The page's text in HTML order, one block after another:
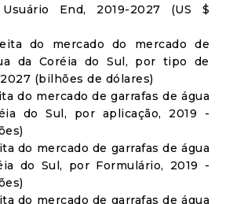
End, 2019-2027 (US $
do mercado do mercado de
da Coréia do Sul, por tipo de
(bilhões de dólares)
do mercado de garrafas de água
do Sul, por aplicação, 2019 -
do mercado de garrafas de água
do Sul, por Formulário, 2019 -
do mercado de garrafas de água